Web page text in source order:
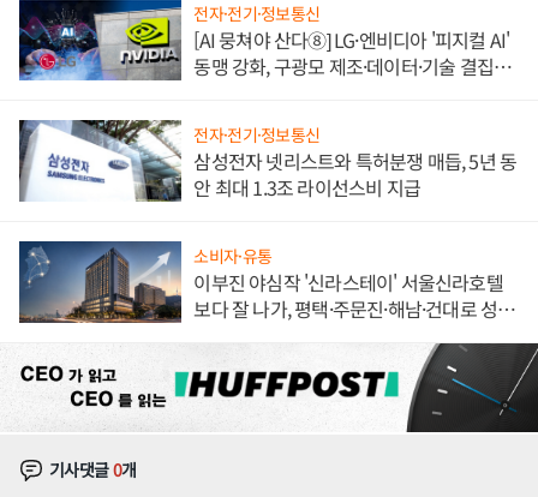
전자·전기·정보통신
[AI 뭉쳐야 산다⑧] LG·엔비디아 '피지컬 AI'
동맹 강화, 구광모 제조·데이터·기술 결집
전자·전기·정보통신
삼성전자 넷리스트와 특허분쟁 매듭, 5년 동
안 최대 1.3조 라이선스비 지급
소비자·유통
이부진 야심작 '신라스테이' 서울신라호텔
보다 잘 나가, 평택·주문진·해남·건대로 성
기사댓글0개